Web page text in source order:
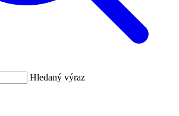
Hledaný výraz